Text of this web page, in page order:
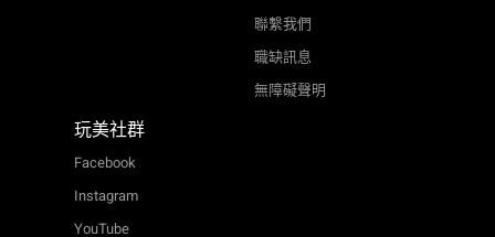
聯繫我們
職缺訊息
無障礙聲明
玩美社群
Facebook
Instagram
YouTube